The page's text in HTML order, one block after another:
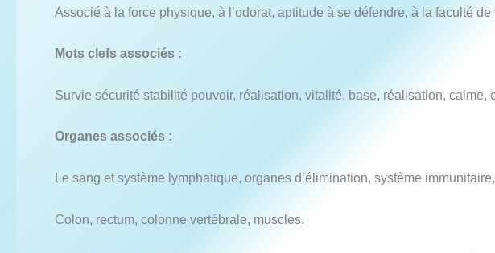
Associé à la force physique, à l’odorat, aptitude à se défendre, à la faculté
Mots clefs associés :
Survie sécurité stabilité pouvoir, réalisation, vitalité, base, réalisation,
Organes associés :
Le sang et système lymphatique, organes d’élimination, système
Colon, rectum, colonne vertébrale, muscles.